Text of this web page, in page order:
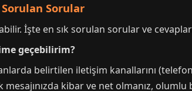
Sorular
İşte en sık sorulan sorular ve
geçebilirim?
belirtilen iletişim kanallarını
kibar ve net olmanız, olumlu bir